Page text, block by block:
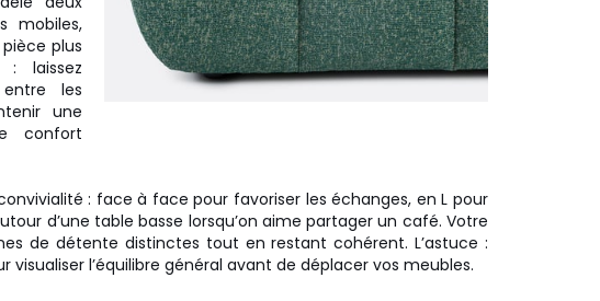
mobiles,
plus
: laissez
les
une
confort
: face à face pour favoriser les échanges, en L pour
d’une table basse lorsqu’on aime partager un café. Votre
de détente distinctes tout en restant cohérent. L’astuce :
visualiser l’équilibre général avant de déplacer vos meubles.